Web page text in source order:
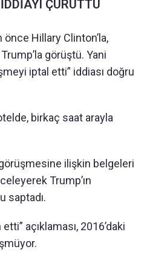
ÇÜRÜTTÜ
önce Hillary Clinton’la,
görüştü. Yani
iptal etti” iddiası doğru
birkaç saat arayla
ilişkin belgeleri
Trump’ın
saptadı.
açıklaması, 2016’daki